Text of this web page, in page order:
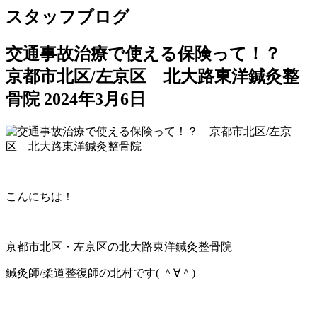
スタッフブログ
交通事故治療で使える保険って！？
京都市北区/左京区 北大路東洋鍼灸整
骨院 2024年3月6日
こんにちは！
京都市北区・左京区の北大路東洋鍼灸整骨院
鍼灸師/柔道整復師の北村です( ＾∀＾)